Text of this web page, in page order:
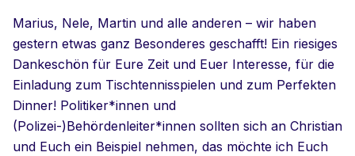
Marius, Nele, Martin und alle anderen – wir haben
gestern etwas ganz Besonderes geschafft! Ein riesiges
Dankeschön für Eure Zeit und Euer Interesse, für die
Einladung zum Tischtennisspielen und zum Perfekten
Dinner! Politiker*innen und
(Polizei-)Behördenleiter*innen sollten sich an Christian
und Euch ein Beispiel nehmen, das möchte ich Euch